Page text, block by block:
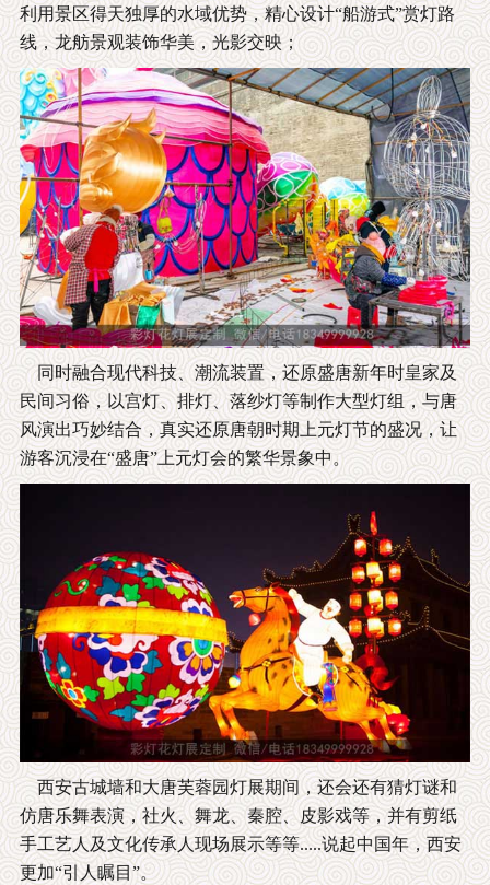
利用景区得天独厚的水域优势，精心设计“船游式”赏灯路
线，龙舫景观装饰华美，光影交映；
同时融合现代科技、潮流装置，还原盛唐新年时皇家及
民间习俗，以宫灯、排灯、落纱灯等制作大型灯组，与唐
风演出巧妙结合，真实还原唐朝时期上元灯节的盛况，让
游客沉浸在“盛唐”上元灯会的繁华景象中。
西安古城墙和大唐芙蓉园灯展期间，还会还有猜灯谜和
仿唐乐舞表演，社火、舞龙、秦腔、皮影戏等，并有剪纸
手工艺人及文化传承人现场展示等等.....说起中国年，西安
更加“引人瞩目”。